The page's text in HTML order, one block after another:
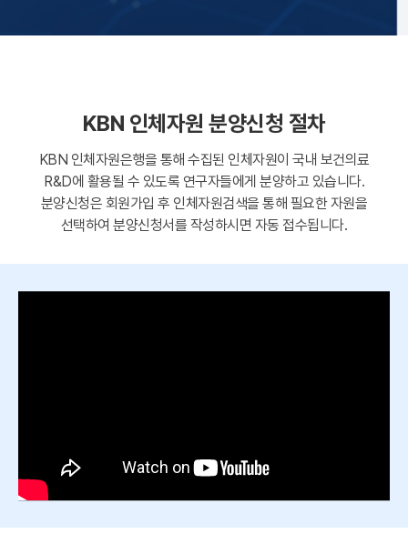
KBN 인체자원 분양신청 절차
KBN 인체자원은행을 통해 수집된 인체자원이 국내 보건의료
R&D에 활용될 수 있도록 연구자들에게 분양하고 있습니다.
분양신청은 회원가입 후 인체자원검색을 통해 필요한 자원을
선택하여 분양신청서를 작성하시면 자동 접수됩니다.